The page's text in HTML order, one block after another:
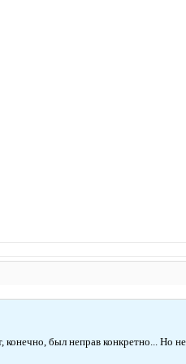
был неправ конкретно... Но